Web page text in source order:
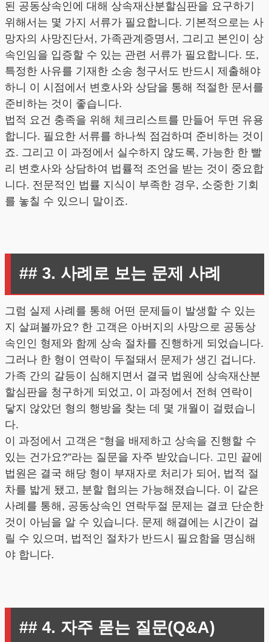
된 공동상속인에 대해 상속재산분할심판을 요구하기
위해서는 몇 가지 서류가 필요합니다. 기본적으로는 사
망자의 사망진단서, 가족관계증명서, 그리고 본인이 상
속인임을 입증할 수 있는 관련 서류가 필요합니다. 또,
특정한 사유를 기재한 소송 청구서도 반드시 제출해야
하니 이 시점에서 변호사와 상담을 통해 적절한 문서를
준비하는 것이 좋습니다.
법적 요건 충족을 위해 체크리스트를 만들어 두면 유용
합니다. 필요한 서류를 하나씩 점검하며 준비하는 것이
죠. 그리고 이 과정에서 실수하지 않도록, 가능한 한 빨
리 변호사와 상담하여 법률적 조언을 받는 것이 중요합
니다. 전문적인 법률 지식이 부족한 경우, 소중한 기회
를 놓칠 수 있으니 말이죠.
## 3. 사례로 보는 문제 사례
그럼 실제 사례를 통해 어떤 문제들이 발생할 수 있는
지 살펴볼까요? 한 고객은 아버지의 사망으로 공동상
속인인 형제와 함께 상속 절차를 진행하게 되었습니다.
그러나 한 형이 연락이 두절돼서 문제가 생긴 겁니다.
가족 간의 갈등이 심해지면서 결국 법원에 상속재산분
할심판을 청구하게 되었고, 이 과정에서 전혀 연락이
닿지 않았던 형의 행방을 찾는 데 몇 개월이 걸렸습니
다.
이 과정에서 고객은 “형을 배제하고 상속을 진행할 수
있는 건가요?”라는 질문을 자주 받았습니다. 고민 끝에
법원은 결국 해당 형이 부재자로 처리가 되어, 법적 절
차를 밟게 됐고, 분할 협의는 가능해졌습니다. 이 같은
사례를 통해, 공동상속인 연락두절 문제는 결코 단순한
것이 아님을 알 수 있습니다. 문제 해결에는 시간이 걸
릴 수 있으며, 법적인 절차가 반드시 필요함을 명심해
야 합니다.
## 4. 자주 묻는 질문(Q&A)